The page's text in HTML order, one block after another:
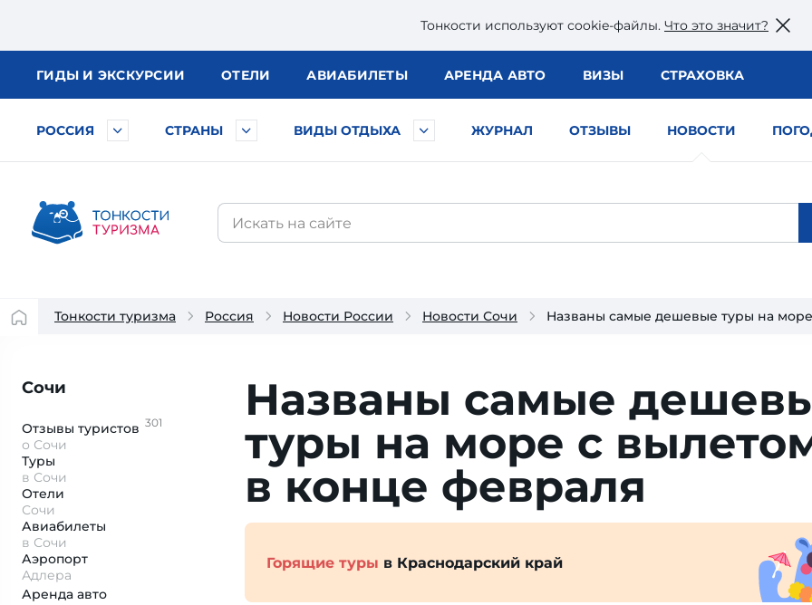
Тонкости используют сookie-файлы. Что это значит?
ГИДЫ И ЭКСКУРСИИ ОТЕЛИ АВИАБИЛЕТЫ АРЕНДА АВТО ВИЗЫ СТРАХОВКА
РОССИЯ СТРАНЫ ВИДЫ ОТДЫХА ЖУРНАЛ ОТЗЫВЫ НОВОСТИ
Тонкости туризма Россия Новости России Новости Сочи Названы самые дешевые туры на
Сочи
Отзывы туристов 301
о Сочи
Туры
в Сочи
Отели
Сочи
Авиабилеты
в Сочи
Аэропорт
Адлера
Аренда авто
Названы самые
туры на море с
в конце февраля
Горящие туры в Краснодарский край